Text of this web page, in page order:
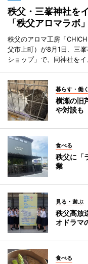
秩父・三峯神社を
「秩父アロマラボ
秩父のアロマ工房「
父市上町）が8月1日、三
ショップ」で、同神社を
暮らす・働く
横瀬の旧
や対談も
食べる
秩父に「
業
見る・遊ぶ
秩父高放
オドラマ
食べる